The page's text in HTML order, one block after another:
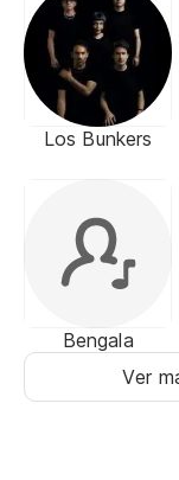
Los Bunkers
Bengala
Ver